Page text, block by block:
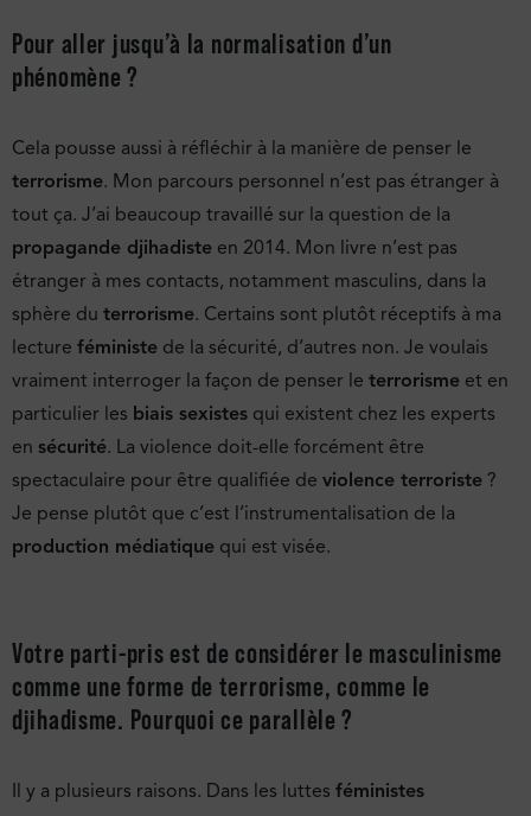
Pour aller jusqu’à la normalisation d’un
phénomène ?
Cela pousse aussi à réfléchir à la manière de penser le
terrorisme. Mon parcours personnel n’est pas étranger à
tout ça. J’ai beaucoup travaillé sur la question de la
propagande djihadiste en 2014. Mon livre n’est pas
étranger à mes contacts, notamment masculins, dans la
sphère du terrorisme. Certains sont plutôt réceptifs à ma
lecture féministe de la sécurité, d’autres non. Je voulais
vraiment interroger la façon de penser le terrorisme et en
particulier les biais sexistes qui existent chez les experts
en sécurité. La violence doit-elle forcément être
spectaculaire pour être qualifiée de violence terroriste ?
Je pense plutôt que c’est l’instrumentalisation de la
production médiatique qui est visée.
Votre parti-pris est de considérer le masculinisme
comme une forme de terrorisme, comme le
djihadisme. Pourquoi ce parallèle ?
Il y a plusieurs raisons. Dans les luttes féministes